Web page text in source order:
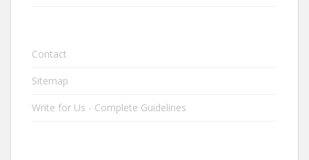
Contact
Sitemap
Write for Us - Complete Guidelines